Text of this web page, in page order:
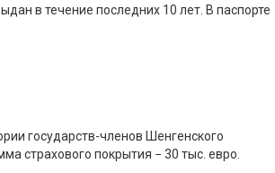
в течение последних 10 лет. В паспорте
государств-членов Шенгенского
страхового покрытия − 30 тыс. евро.